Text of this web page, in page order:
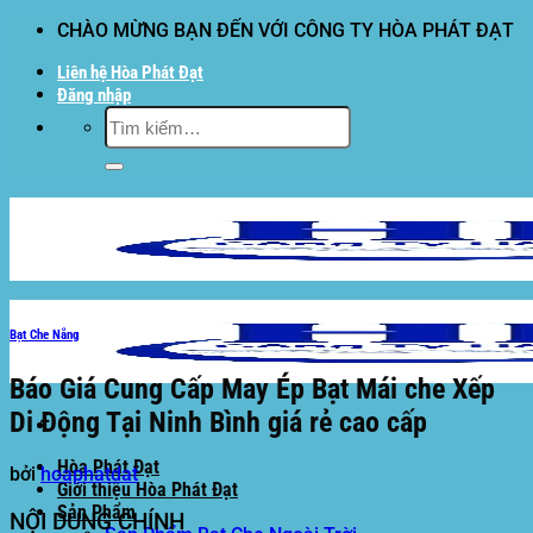
dung
CHÀO MỪNG BẠN ĐẾN VỚI CÔNG TY HÒA PHÁT ĐẠT
Liên hệ Hòa Phát Đạt
Đăng nhập
Tìm
kiếm:
Hòa Phát Đạt
Giới thiệu Hòa Phát Đạt
Sản Phẩm
Bạt Che Nắng
Báo Giá Cung Cấp May Ép Bạt Mái che Xếp
Di Động Tại Ninh Bình giá rẻ cao cấp
bởihoaphatdat
NỘI DUNG CHÍNH